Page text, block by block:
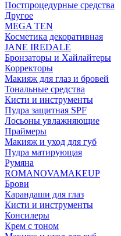
Постпроцедурные средства
Другое
MEGA TEN
Косметика декоративная
JANE IREDALE
Бронзаторы и Хайлайтеры
Корректоры
Макияж для глаз и бровей
Тональные средства
Кисти и инструменты
Пудра защитная SPF
Лосьоны увлажняющие
Праймеры
Макияж и уход для губ
Пудра матирующая
Румяна
ROMANOVAMAKEUP
Брови
Карандаши для глаз
Кисти и инструменты
Консилеры
Крем с тоном